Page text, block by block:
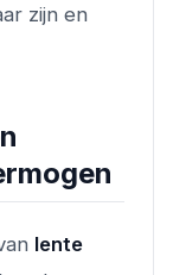
zijn en
lente